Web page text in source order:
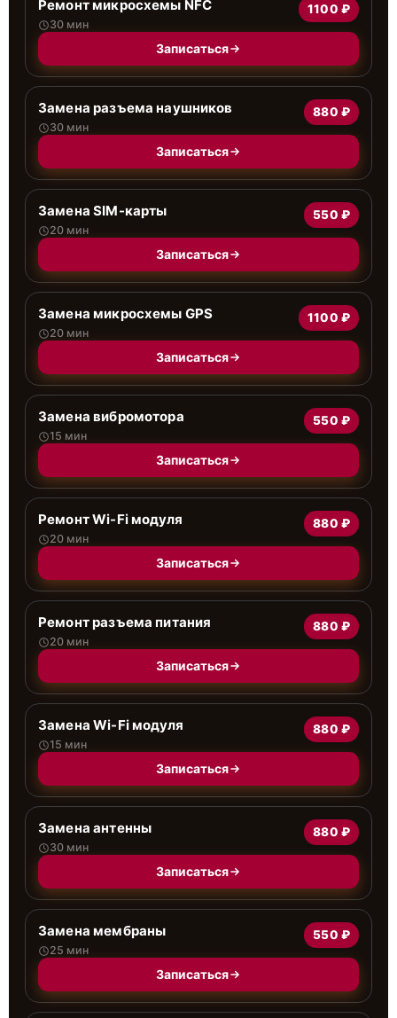
Ремонт микросхемы NFC
30 мин
1100 ₽
Записаться
Замена разъема наушников
30 мин
880 ₽
Записаться
Замена SIM-карты
20 мин
550 ₽
Записаться
Замена микросхемы GPS
20 мин
1100 ₽
Записаться
Замена вибромотора
15 мин
550 ₽
Записаться
Ремонт Wi-Fi модуля
20 мин
880 ₽
Записаться
Ремонт разъема питания
20 мин
880 ₽
Записаться
Замена Wi-Fi модуля
15 мин
880 ₽
Записаться
Замена антенны
30 мин
880 ₽
Записаться
Замена мембраны
25 мин
550 ₽
Записаться